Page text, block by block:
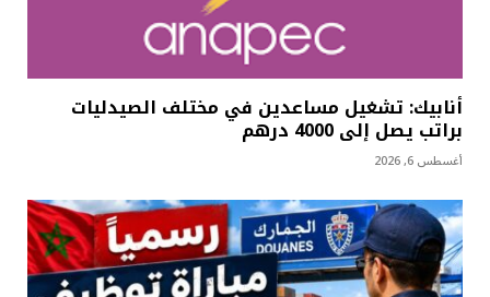
أنابيك: تشغيل مساعدين في مختلف الصيدليات
براتب يصل إلى 4000 درهم
أغسطس 6, 2026